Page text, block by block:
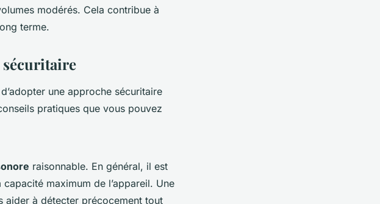
modérés. Cela contribue à
terme.
sécuritaire
une approche sécuritaire
pratiques que vous pouvez
raisonnable. En général, il est
maximum de l’appareil. Une
aider à détecter précocement tout